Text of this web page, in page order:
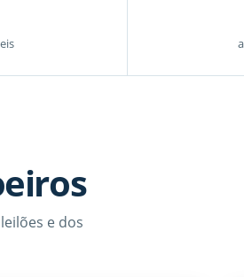
e dos